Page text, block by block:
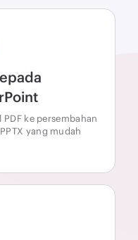
PDF ke persembahan
yang mudah